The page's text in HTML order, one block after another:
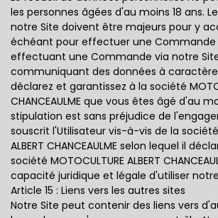
les personnes âgées d'au moins 18 ans.
notre Site doivent être majeurs pour y
échéant pour effectuer une Commande
effectuant une Commande via notre
communiquant des données à
déclarez et garantissez à la société
CHANCEAULME que vous êtes âgé d'au
stipulation est sans préjudice de
souscrit l'Utilisateur vis-à-vis de la société
ALBERT CHANCEAULME selon lequel il
société MOTOCULTURE ALBERT
capacité juridique et légale d'utiliser
Article 15 : Liens vers les autres sites
Notre Site peut contenir des liens vers